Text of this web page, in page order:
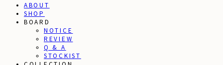
ABOUT
SHOP
BOARD
NOTICE
REVIEW
Q & A
STOCKIST